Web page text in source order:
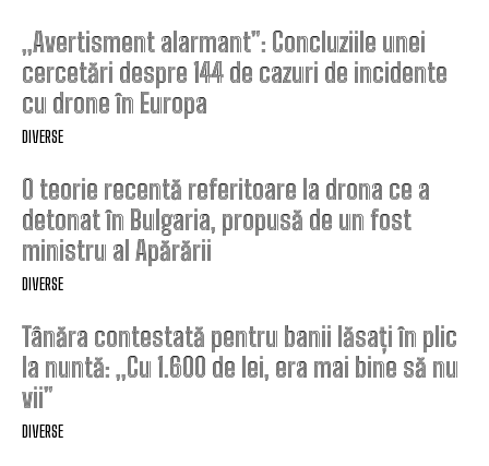
„Avertisment alarmant”: Concluziile unei
cercetări despre 144 de cazuri de incidente
cu drone în Europa
DIVERSE
O teorie recentă referitoare la drona ce a
detonat în Bulgaria, propusă de un fost
ministru al Apărării
DIVERSE
Tânăra contestată pentru banii lăsați în plic
la nuntă: „Cu 1.600 de lei, era mai bine să nu
vii”
DIVERSE